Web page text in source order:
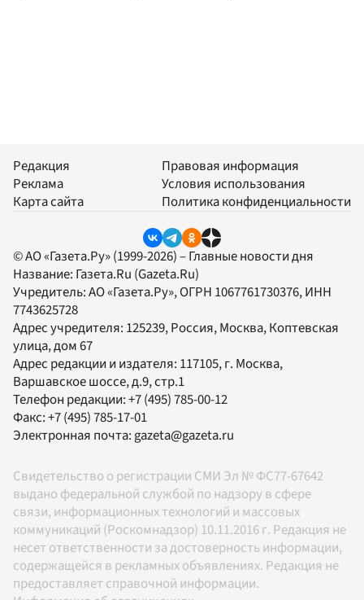
Редакция
Реклама
Карта сайта
Правовая информация
Условия использования
Политика конфиденциальности
© АО «Газета.Ру» (1999-2026) – Главные новости дня
Название: Газета.Ru (Gazeta.Ru)
Учредитель:АО «Газета.Ру», ОГРН 1067761730376, ИНН
7743625728
Адрес учредителя: 125239, Россия, Москва, Коптевская
улица, дом 67
Адрес редакции и издателя: 117105, г. Москва,
Варшавское шоссе, д.9, стр.1
Телефон редакции:+7 (495) 785-00-12
Факс:+7 (495) 785-17-01
Электронная почта: gazeta@gazeta.ru
Свидетельство о регистрации СМИ Эл № ФС77-67642
выдано федеральной службой по надзору в сфере
связи, информационных технологий и массовых
коммуникаций (Роскомнадзор) 10.11.2016 г. Редакция не
несет ответственности за достоверность информации,
содержащейся в рекламных объявлениях. Редакция не
предоставляет справочной информации.